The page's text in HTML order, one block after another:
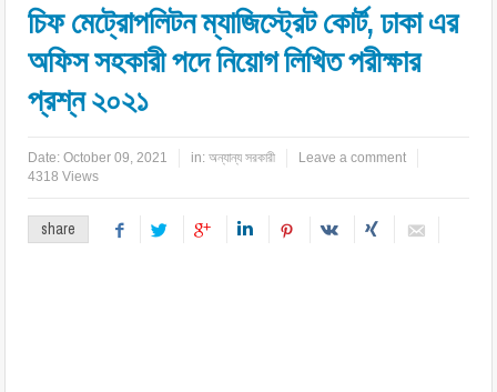
চিফ মেট্রোপলিটন ম্যাজিস্ট্রেট কোর্ট, ঢাকা এর
অফিস সহকারী পদে নিয়োগ লিখিত পরীক্ষার
প্রশ্ন ২০২১
Date:October 09, 2021 in:অন্যান্য সরকারী
Leave a comment
4318 Views
share